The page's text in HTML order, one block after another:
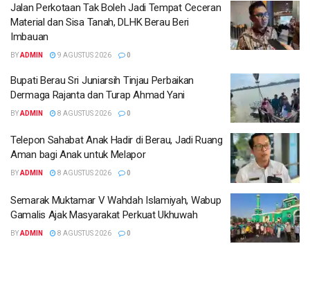
Jalan Perkotaan Tak Boleh Jadi Tempat Ceceran
Material dan Sisa Tanah, DLHK Berau Beri
Imbauan
BYADMIN 9 AGUSTUS 2026 0
Bupati Berau Sri Juniarsih Tinjau Perbaikan
Dermaga Rajanta dan Turap Ahmad Yani
BYADMIN 8 AGUSTUS 2026 0
Telepon Sahabat Anak Hadir di Berau, Jadi Ruang
Aman bagi Anak untuk Melapor
BYADMIN 8 AGUSTUS 2026 0
Semarak Muktamar V Wahdah Islamiyah, Wabup
Gamalis Ajak Masyarakat Perkuat Ukhuwah
BYADMIN 8 AGUSTUS 2026 0